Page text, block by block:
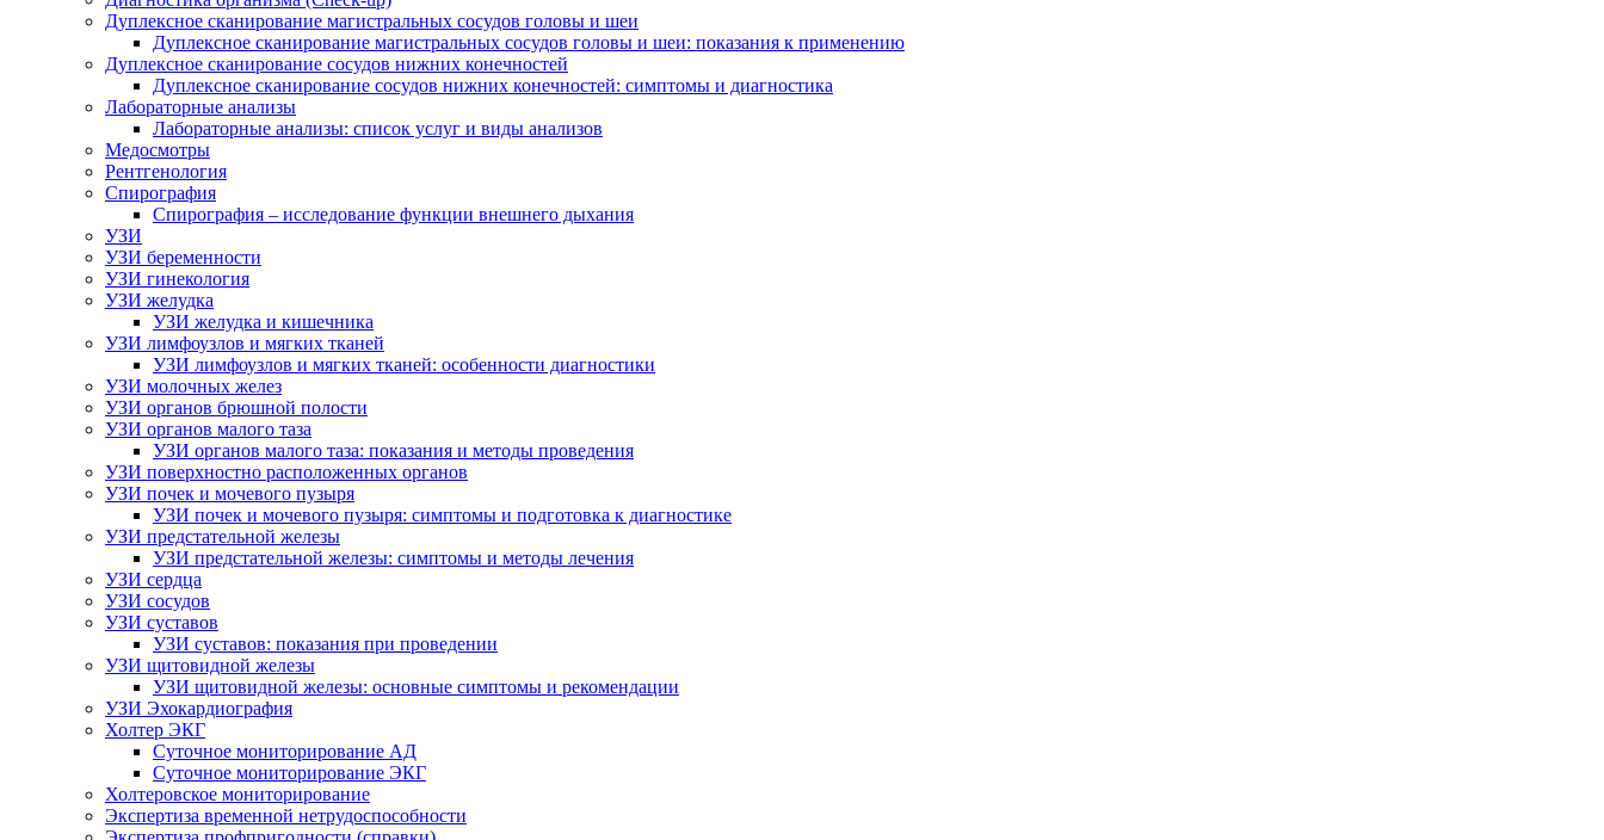
Дуплексное сканирование магистральных сосудов головы и шеи
Дуплексное сканирование магистральных сосудов головы и шеи: показания к применению
Дуплексное сканирование сосудов нижних конечностей
Дуплексное сканирование сосудов нижних конечностей: симптомы и диагностика
Лабораторные анализы
Лабораторные анализы: список услуг и виды анализов
Медосмотры
Рентгенология
Спирография
Спирография – исследование функции внешнего дыхания
УЗИ
УЗИ беременности
УЗИ гинекология
УЗИ желудка
УЗИ желудка и кишечника
УЗИ лимфоузлов и мягких тканей
УЗИ лимфоузлов и мягких тканей: особенности диагностики
УЗИ молочных желез
УЗИ органов брюшной полости
УЗИ органов малого таза
УЗИ органов малого таза: показания и методы проведения
УЗИ поверхностно расположенных органов
УЗИ почек и мочевого пузыря
УЗИ почек и мочевого пузыря: симптомы и подготовка к диагностике
УЗИ предстательной железы
УЗИ предстательной железы: симптомы и методы лечения
УЗИ сердца
УЗИ сосудов
УЗИ суставов
УЗИ суставов: показания при проведении
УЗИ щитовидной железы
УЗИ щитовидной железы: основные симптомы и рекомендации
УЗИ Эхокардиография
Холтер ЭКГ
Суточное мониторирование АД
Суточное мониторирование ЭКГ
Холтеровское мониторирование
Экспертиза временной нетрудоспособности